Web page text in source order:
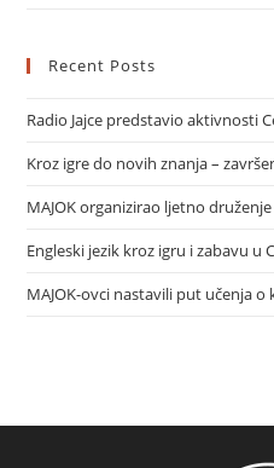
Recent Posts
Radio Jajce predstavio aktivnosti
Kroz igre do novih znanja –
MAJOK organizirao ljetno
Engleski jezik kroz igru i zabavu u
MAJOK-ovci nastavili put učenja